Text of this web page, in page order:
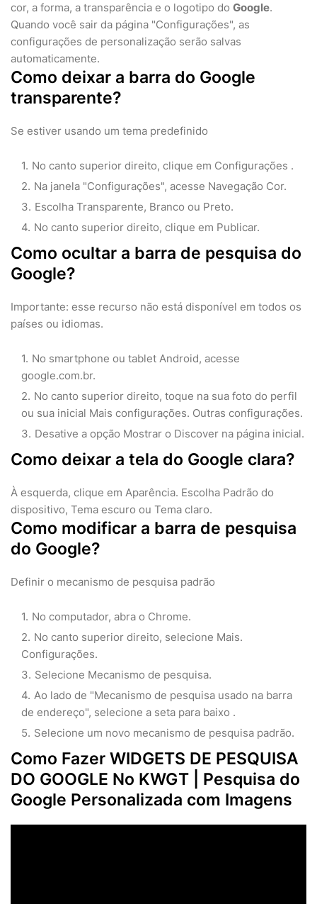
cor, a forma, a transparência e o logotipo do Google.
Quando você sair da página "Configurações", as
configurações de personalização serão salvas
automaticamente.
Como deixar a barra do Google
transparente?
Se estiver usando um tema predefinido
No canto superior direito, clique em Configurações .
Na janela "Configurações", acesse Navegação Cor.
Escolha Transparente, Branco ou Preto.
No canto superior direito, clique em Publicar.
Como ocultar a barra de pesquisa do
Google?
Importante: esse recurso não está disponível em todos os
países ou idiomas.
No smartphone ou tablet Android, acesse
google.com.br.
No canto superior direito, toque na sua foto do perfil
ou sua inicial Mais configurações. Outras configurações.
Desative a opção Mostrar o Discover na página inicial.
Como deixar a tela do Google clara?
À esquerda, clique em Aparência. Escolha Padrão do
dispositivo, Tema escuro ou Tema claro.
Como modificar a barra de pesquisa
do Google?
Definir o mecanismo de pesquisa padrão
No computador, abra o Chrome.
No canto superior direito, selecione Mais.
Configurações.
Selecione Mecanismo de pesquisa.
Ao lado de "Mecanismo de pesquisa usado na barra
de endereço", selecione a seta para baixo .
Selecione um novo mecanismo de pesquisa padrão.
Como Fazer WIDGETS DE PESQUISA
DO GOOGLE No KWGT | Pesquisa do
Google Personalizada com Imagens